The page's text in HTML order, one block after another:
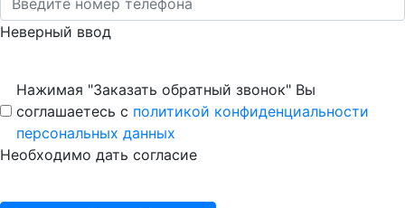
Неверный ввод
Нажимая "Заказать обратный звонок" Вы
соглашаетесь с политикой конфиденциальности
персональных данных
Необходимо дать согласие